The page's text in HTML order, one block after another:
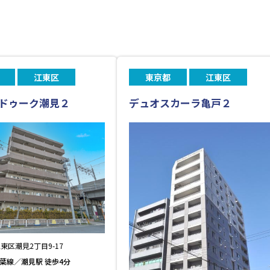
江東区
ゥーク潮見２
区潮見2丁目9-17
線／潮見駅 徒歩4分
東京都 江東区
デュオスカーラ亀戸２